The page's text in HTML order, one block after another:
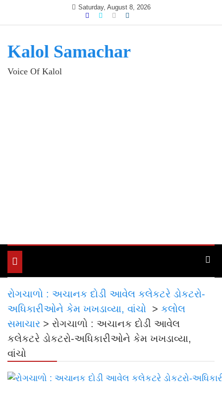
Saturday, August 8, 2026
Kalol Samachar
Voice Of Kalol
Toggle
navigation
રોગચાળો : અચાનક દોડી આવેલ કલેકટરે ડોકટરો-
અધિકારીઓને કેમ ખખડાવ્યા, વાંચો
> કલોલ
સમાચાર > રોગચાળો : અચાનક દોડી આવેલ
કલેકટરે ડોકટરો-અધિકારીઓને કેમ ખખડાવ્યા,
વાંચો